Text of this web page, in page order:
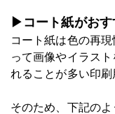
▶コート紙がおす
コート紙は色の再
って画像やイラス
れることが多い印刷
そのため、下記のよ